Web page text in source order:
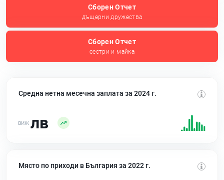
Сборен Отчет
дъщерни дружества
Сборен Отчет
сестри и майка
Средна нетна месечна заплата за 2024 г.
лв
Място по приходи в България за 2022 г.